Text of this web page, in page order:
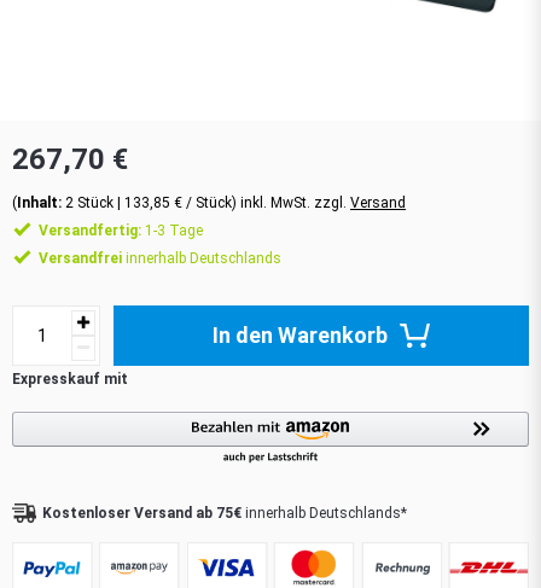
267,70 €
(Inhalt: 2 Stück | 133,85 € / Stück) inkl. MwSt. zzgl. Versand
Versandfertig: 1-3 Tage
Versandfrei innerhalb Deutschlands
In den Warenkorb
Kostenloser Versand ab 75€ innerhalb Deutschlands*